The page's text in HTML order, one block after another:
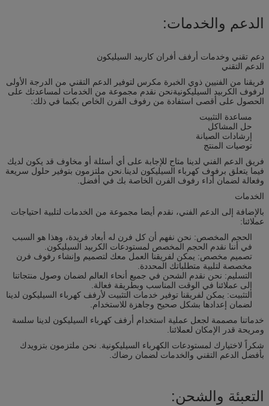
الدعم والخدمات:
دعم تقني وخدمات أرفف أفران كاربيد السيليكون
الدعم التقني
فريقنا من الفنيين ذوي الخبرة مكرس لتوفير الدعم التقني من الدرجة الأولى
لرفوف الكربيد السيليكونيةنحن نقدم مجموعة من الخدمات لمساعدتك على
الحصول على أقصى استفادة من رفوف الفرن الخاص بكبما في ذلك:
مساعدة التثبيت
حل المشاكل
إرشادات الصيانة
توصيات المنتج
فريق الدعم الفني لدينا متاح للإجابة على أي أسئلة أو مخاوف قد يكون لديك
فيما يتعلق برفوف كهرباء السيليكون لدينا.نحن ملتزمون بتوفير حلول سريعة
وفعالة لضمان أداء رفوف الفرن الخاصة بك في أفضل.
الخدمات
بالإضافة إلى الدعم الفني، نقدم أيضا مجموعة من الخدمات لتلبية احتياجات
عملائنا:
الحجم المخصص: نحن نفهم أن كل فرن له أبعاد فريدة، وهذا هو السبب
في أننا نقدم الحجم المخصص لمستودعات الكربيد السيليكون.
تصميم مخصص: يمكن لفريقنا العمل معك لتصميم وإنشاء رفوف فرن
مخصصة لتلبية متطلباتك المحددة.
التسليم: نحن نقدم الشحن في جميع أنحاء العالم لضمان وصول منتجاتنا
إلى عملائنا في الوقت المناسب وبطريقة فعالة.
التثبيت: يمكن لفريقنا توفير خدمات التثبيت لأرفف كهرباء السيليكون لدينا
لضمان إعدادها بشكل صحيح وجاهزة للاستخدام.
خدماتنا مصممة لجعل عملية استخدام أرفف كهرباء السيليكون لدينا سلسة
ومريحة قدر الإمكان لعملائنا.
شكراً لاختيارك لمستودعات الكهرباء السيليكونية. نحن ملتزمون بتزويدك
بأفضل الدعم التقني والخدمات لضمان رضاك.
التعبئة والشحن: